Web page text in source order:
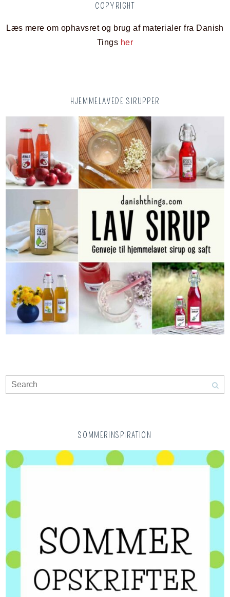
COPYRIGHT
Læs mere om ophavsret og brug af materialer fra Danish
Tings her
HJEMMELAVEDE SIRUPPER
SOMMERINSPIRATION